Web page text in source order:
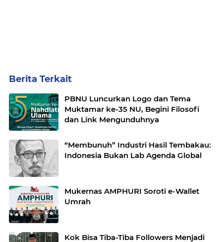
Berita Terkait
PBNU Luncurkan Logo dan Tema
Muktamar ke-35 NU, Begini Filosofi
dan Link Mengunduhnya
“Membunuh” Industri Hasil Tembakau:
Indonesia Bukan Lab Agenda Global
Mukernas AMPHURI Soroti e-Wallet
Umrah
Kok Bisa Tiba-Tiba Followers Menjadi